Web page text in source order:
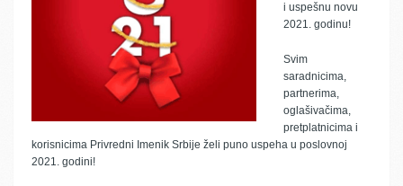
i uspešnu novu
2021. godinu!
Svim
saradnicima,
partnerima,
oglašivačima,
pretplatnicima i
korisnicima Privredni Imenik Srbije želi puno uspeha u poslovnoj
2021. godini!